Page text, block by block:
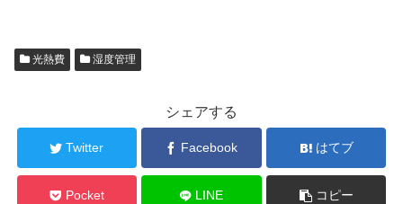
光熱費 湿度管理
シェアする
Twitter Facebook はてブ
Pocket LINE コピー